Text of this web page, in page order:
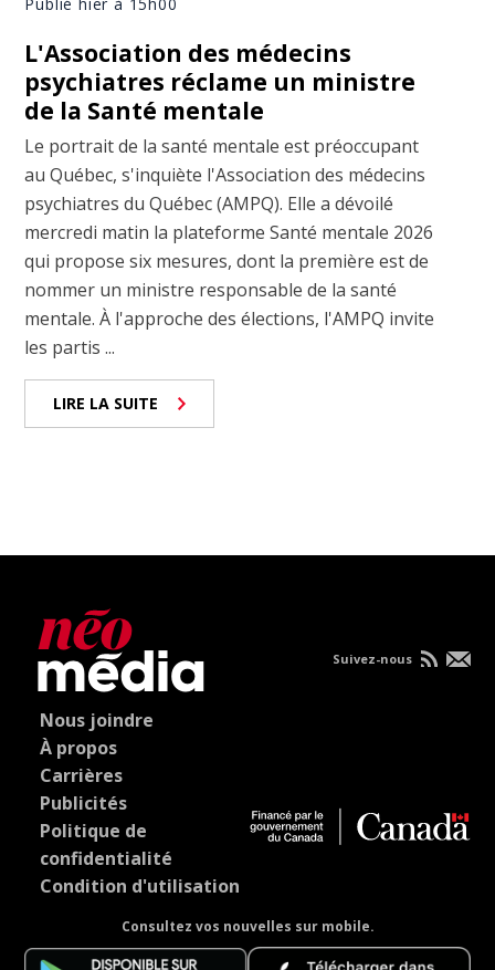
L'Association des médecins
psychiatres réclame un ministre
de la Santé mentale
Le portrait de la santé mentale est préoccupant
au Québec, s'inquiète l'Association des médecins
psychiatres du Québec (AMPQ). Elle a dévoilé
mercredi matin la plateforme Santé mentale 2026
qui propose six mesures, dont la première est de
nommer un ministre responsable de la santé
mentale. À l'approche des élections, l'AMPQ invite
les partis ...
LIRE LA SUITE
Nous joindre
À propos
Carrières
Publicités
Politique de
confidentialité
Condition d'utilisation
Consultez vos nouvelles sur mobile.
Suivez-nous